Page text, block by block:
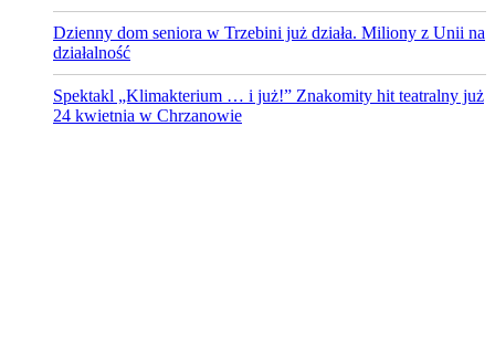
Dzienny dom seniora w Trzebini już działa. Miliony z Unii na
działalność
Spektakl „Klimakterium … i już!” Znakomity hit teatralny już
24 kwietnia w Chrzanowie